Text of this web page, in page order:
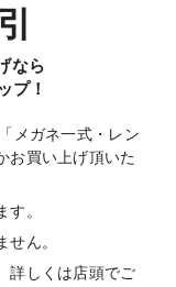
なら
プ！
メガネ一式・レン
お買い上げ頂いた
。
ん。
詳しくは店頭でご